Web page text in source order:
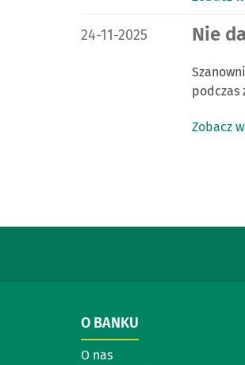
DATA
24-11-2025 Nie
podczas
Zobacz
O BANKU
O nas